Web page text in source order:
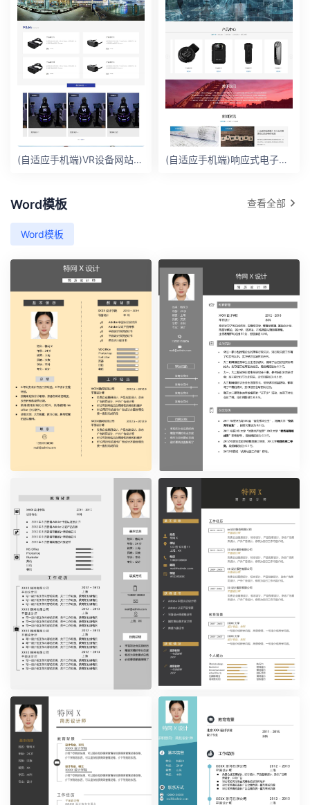
(自适应手机端)VR设备网站模板 VR眼睛网站 (自适应手机端)响应式电子设备网站模板
Word模板 查看全部
Word模板
时尚简约单页31 时尚简约单页32
时尚简约单页33 时尚简约单页34